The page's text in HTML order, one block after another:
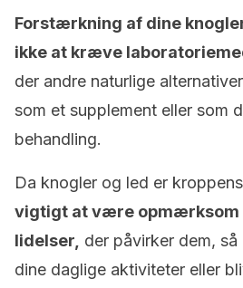
Forstærkning af dine
ikke at kræve
der andre naturlige
som et supplement eller som
behandling.
Da knogler og led er
vigtigt at være opmærksom
lidelser, der påvirker dem,
dine daglige aktiviteter eller